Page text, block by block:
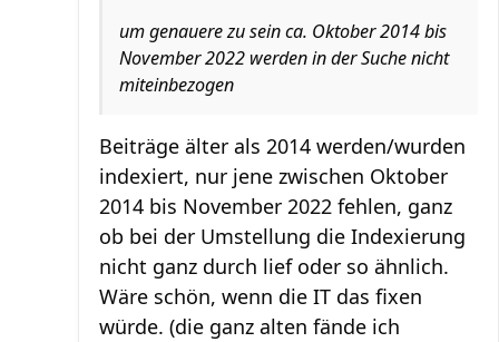
um genauere zu sein ca. Oktober 2014 bis
November 2022 werden in der Suche nicht
miteinbezogen
Beiträge älter als 2014 werden/wurden
indexiert, nur jene zwischen Oktober
2014 bis November 2022 fehlen, ganz
ob bei der Umstellung die Indexierung
nicht ganz durch lief oder so ähnlich.
Wäre schön, wenn die IT das fixen
würde. (die ganz alten fände ich